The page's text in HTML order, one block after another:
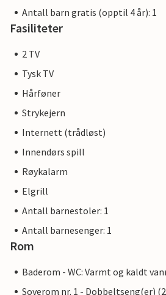
Antall barn gratis (opptil 4 år): 1
Fasiliteter
2 TV
Tysk TV
Hårføner
Strykejern
Internett (trådløst)
Innendørs spill
Røykalarm
Elgrill
Antall barnestoler: 1
Antall barnesenger: 1
Rom
Baderom - WC: Varmt og kaldt
Soverom nr. 1 - Dobbeltseng(er)